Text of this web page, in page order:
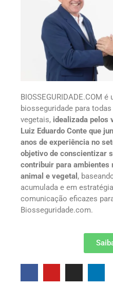
BIOSSEGURIDADE.COM
biosseguridade para
vegetais, idealizada pelos
Luiz Eduardo Conte que
anos de experiência no
objetivo de conscientizar
contribuir para ambientes
animal e vegetal ,
acumulada e em
comunicação eficazes
Biosseguridade.com.